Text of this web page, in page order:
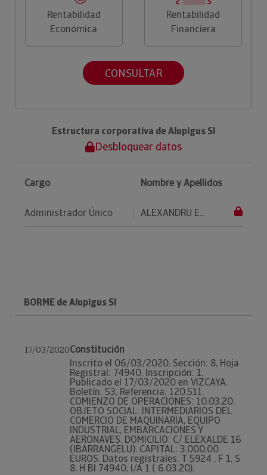
Rentabilidad
Económica
Rentabilidad
Financiera
CONSULTAR
Estructura corporativa de Alupigus Sl
Desbloquear datos
Cargo Nombre y Apellidos
Administrador Único ALEXANDRU E...
BORME de Alupigus Sl
17/03/2020Constitución
Inscrito el 06/03/2020. Sección: 8, Hoja
Registral: 74940, Inscripción: 1.
Publicado el 17/03/2020 en VIZCAYA.
Boletín: 53, Referencia: 120.511.
COMIENZO DE OPERACIONES: 10.03.20.
OBJETO SOCIAL: INTERMEDIARIOS DEL
COMERCIO DE MAQUINARIA, EQUIPO
INDUSTRIAL, EMBARCACIONES Y
AERONAVES. DOMICILIO: C/ ELEXALDE 16
(IBARRANGELU). CAPITAL: 3.000,00
EUROS. Datos registrales. T 5924 , F 1, S
8, H BI 74940, I/A 1 ( 6.03.20).